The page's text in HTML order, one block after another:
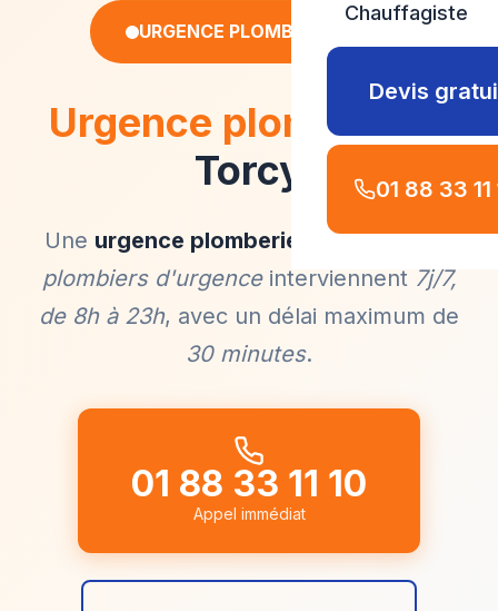
Chauffagiste
Devis
01 88 33 11
URGENCE PLOMBERIE 7J/7
Urgence plomberieà
Torcy
Une urgence plomberie à Torcy? Nos
plombiers d'urgenceinterviennent 7j/7,
de 8h à 23h, avec un délai maximum de
30 minutes.
01 88 33 11 10
Appel immédiat